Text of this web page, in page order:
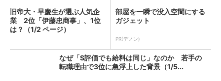
旧帝大・早慶生が選ぶ人気企
業 2位「伊藤忠商事」、1位
は？（1/2 ページ）
部屋を一瞬で没入空間にする
ガジェット
PR(デノン)
なぜ「S評価でも給料は同じ」なのか 若手の
転職理由で3位に急浮上した背景（1/5...